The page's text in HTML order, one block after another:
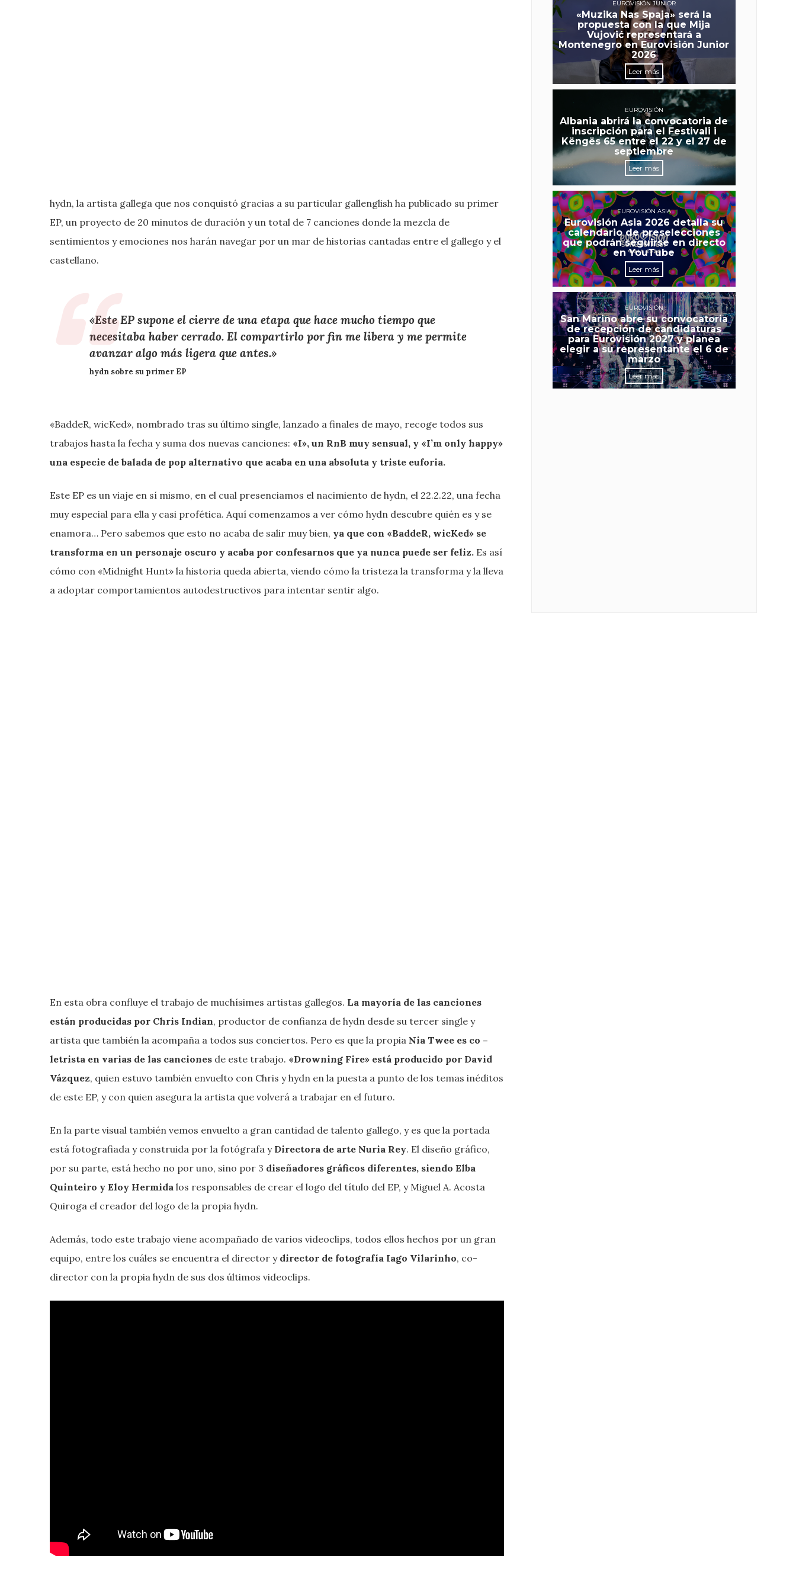
hydn, la artista gallega que nos conquistó gracias a su particular gallenglish ha publicado su primer
EP, un proyecto de 20 minutos de duración y un total de 7 canciones donde la mezcla de
sentimientos y emociones nos harán navegar por un mar de historias cantadas entre el gallego y el
castellano.
«Este EP supone el cierre de una etapa que hace mucho tiempo que
necesitaba haber cerrado. El compartirlo por fin me libera y me permite
avanzar algo más ligera que antes.»
hydn sobre su primer EP
«BaddeR, wicKed», nombrado tras su último single, lanzado a finales de mayo, recoge todos sus
trabajos hasta la fecha y suma dos nuevas canciones: «I», un RnB muy sensual, y «I’m only happy»
una especie de balada de pop alternativo que acaba en una absoluta y triste euforia.
Este EP es un viaje en sí mismo, en el cual presenciamos el nacimiento de hydn, el 22.2.22, una fecha
muy especial para ella y casi profética. Aquí comenzamos a ver cómo hydn descubre quién es y se
enamora… Pero sabemos que esto no acaba de salir muy bien, ya que con «BaddeR, wicKed» se
transforma en un personaje oscuro y acaba por confesarnos que ya nunca puede ser feliz. Es así
cómo con «Midnight Hunt» la historia queda abierta, viendo cómo la tristeza la transforma y la lleva
a adoptar comportamientos autodestructivos para intentar sentir algo.
En esta obra confluye el trabajo de muchísimes artistas gallegos. La mayoría de las canciones
están producidas por Chris Indian, productor de confianza de hydn desde su tercer single y
artista que también la acompaña a todos sus conciertos. Pero es que la propia Nia Twee es co –
letrista en varias de las canciones de este trabajo. «Drowning Fire» está producido por David
Vázquez, quien estuvo también envuelto con Chris y hydn en la puesta a punto de los temas inéditos
de este EP, y con quien asegura la artista que volverá a trabajar en el futuro.
En la parte visual también vemos envuelto a gran cantidad de talento gallego, y es que la portada
está fotografiada y construida por la fotógrafa y Directora de arte Nuria Rey. El diseño gráfico,
por su parte, está hecho no por uno, sino por 3 diseñadores gráficos diferentes, siendo Elba
Quinteiro y Eloy Hermida los responsables de crear el logo del título del EP, y Miguel A. Acosta
Quiroga el creador del logo de la propia hydn.
Además, todo este trabajo viene acompañado de varios videoclips, todos ellos hechos por un gran
equipo, entre los cuáles se encuentra el director y director de fotografía Iago Vilarinho, co-
director con la propia hydn de sus dos últimos videoclips.
EUROVISIÓN JUNIOR
«Muzika Nas Spaja» será la
propuesta con la que Mija
Vujović representará a
Montenegro en Eurovisión Junior
2026
Leer más
EUROVISIÓN
Albania abrirá la convocatoria de
inscripción para el Festivali i
Këngës 65 entre el 22 y el 27 de
septiembre
Leer más
EUROVISIÓN ASIA
Eurovisión Asia 2026 detalla su
calendario de preselecciones
que podrán seguirse en directo
en YouTube
Leer más
EUROVISIÓN
San Marino abre su convocatoria
de recepción de candidaturas
para Eurovisión 2027 y planea
elegir a su representante el 6 de
marzo
Leer más